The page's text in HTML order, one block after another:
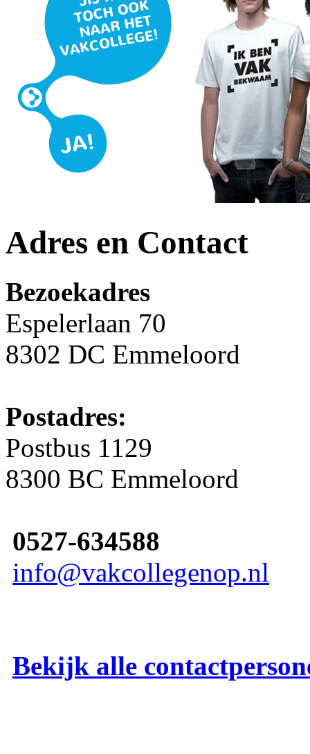
Adres en Contact
Bezoekadres
Espelerlaan 70
8302 DC Emmeloord
Postadres:
Postbus 1129
8300 BC Emmeloord
0527-634588
info@vakcollegenop.nl
Bekijk alle